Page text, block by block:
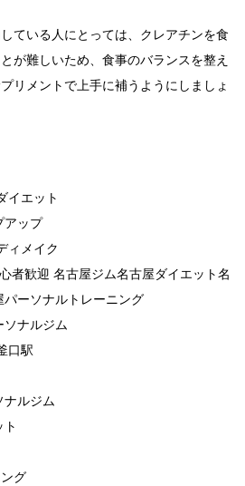
ている人にとっては、クレアチンを食
が難しいため、食事のバランスを整え
リメントで上手に補うようにしましょ
イエット
アップ
ィメイク
者歓迎 名古屋ジム名古屋ダイエット名
ーソナルトレーニング
ソナルジム
口駅
ナルジム
グ